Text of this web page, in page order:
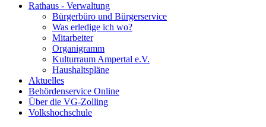
Rathaus - Verwaltung
Bürgerbüro und Bürgerservice
Was erledige ich wo?
Mitarbeiter
Organigramm
Kulturraum Ampertal e.V.
Haushaltspläne
Aktuelles
Behördenservice Online
Über die VG-Zolling
Volkshochschule